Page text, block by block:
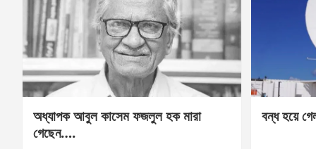
অধ্যাপক আবুল কাসেম ফজলুল হক মারা
গেছেন….
বন্ধ হয়ে